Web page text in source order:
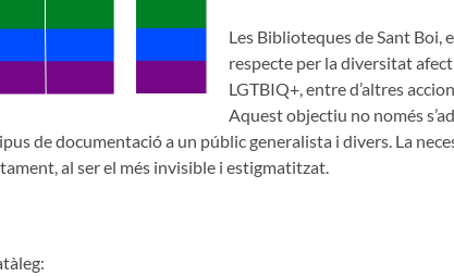
Les Biblioteques de Sant Boi,
respecte per la diversitat
LGTBIQ+, entre d’altres
Aquest objectiu no només
de documentació a un públic generalista i divers. La
al ser el més invisible i estigmatitzat.